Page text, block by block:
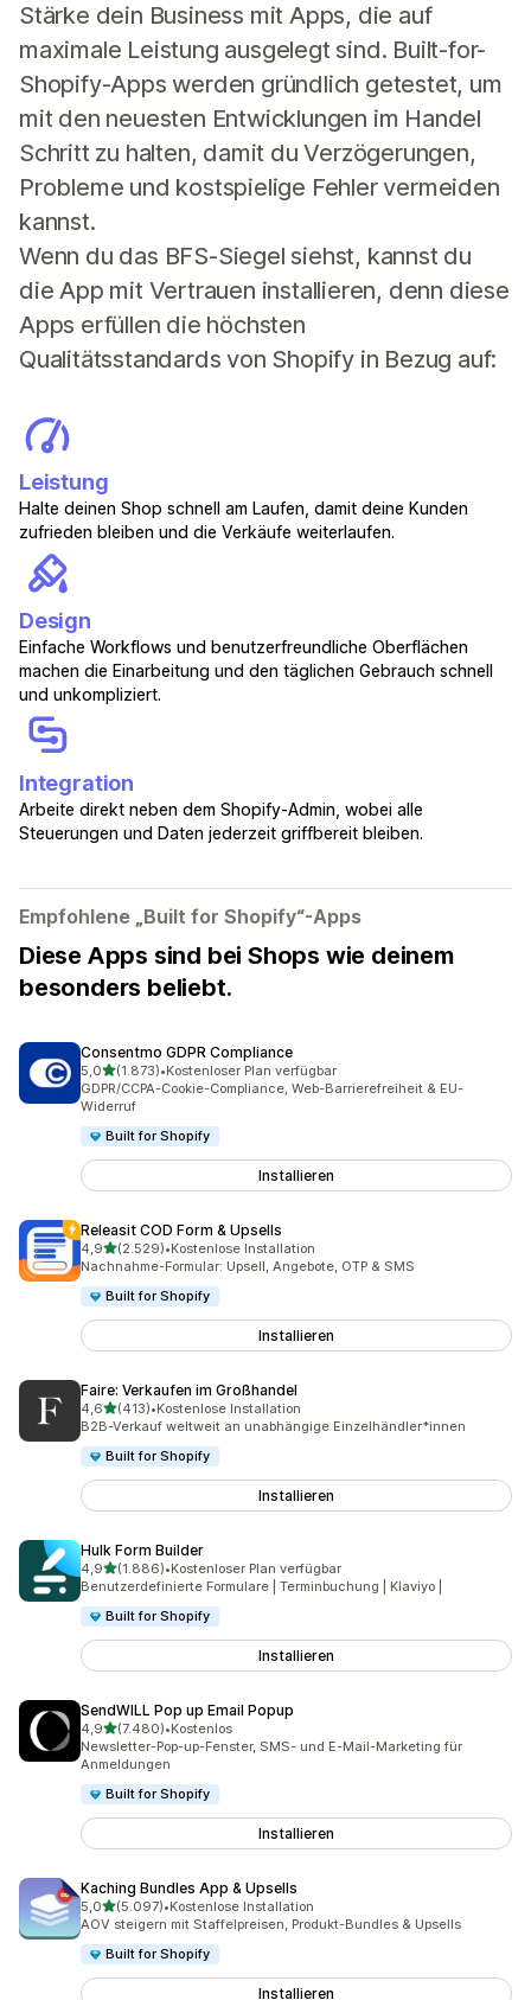
Stärke dein Business mit Apps, die auf
maximale Leistung ausgelegt sind. Built-for-
Shopify-Apps werden gründlich getestet, um
mit den neuesten Entwicklungen im Handel
Schritt zu halten, damit du Verzögerungen,
Probleme und kostspielige Fehler vermeiden
kannst.
Wenn du das BFS-Siegel siehst, kannst du
die App mit Vertrauen installieren, denn diese
Apps erfüllen die höchsten
Qualitätsstandards von Shopify in Bezug auf:
Leistung
Halte deinen Shop schnell am Laufen, damit deine Kunden
zufrieden bleiben und die Verkäufe weiterlaufen.
Design
Einfache Workflows und benutzerfreundliche Oberflächen
machen die Einarbeitung und den täglichen Gebrauch schnell
und unkompliziert.
Integration
Arbeite direkt neben dem Shopify-Admin, wobei alle
Steuerungen und Daten jederzeit griffbereit bleiben.
Empfohlene „Built for Shopify“-Apps
Diese Apps sind bei Shops wie deinem
besonders beliebt.
Consentmo GDPR Compliance
5,0von 5 Sternen
(1.873)
1873 Rezensionen insgesamt
•Kostenloser Plan verfügbar
GDPR/CCPA-Cookie-Compliance, Web-Barrierefreiheit & EU-
Widerruf
Built for Shopify
Installieren
Releasit COD Form & Upsells
4,9von 5 Sternen
(2.529)
2529 Rezensionen insgesamt
•Kostenlose Installation
Nachnahme-Formular: Upsell, Angebote, OTP & SMS
Built for Shopify
Installieren
Faire: Verkaufen im Großhandel
4,6von 5 Sternen
(413)
413 Rezensionen insgesamt
•Kostenlose Installation
B2B-Verkauf weltweit an unabhängige Einzelhändler*innen
Built for Shopify
Installieren
Hulk Form Builder
4,9von 5 Sternen
(1.886)
1886 Rezensionen insgesamt
•Kostenloser Plan verfügbar
Benutzerdefinierte Formulare | Terminbuchung | Klaviyo |
Built for Shopify
Installieren
SendWILL Pop up Email Popup
4,9von 5 Sternen
(7.480)
7480 Rezensionen insgesamt
•Kostenlos
Newsletter-Pop-up-Fenster, SMS- und E-Mail-Marketing für
Anmeldungen
Built for Shopify
Installieren
Kaching Bundles App & Upsells
5,0von 5 Sternen
(5.097)
5097 Rezensionen insgesamt
•Kostenlose Installation
AOV steigern mit Staffelpreisen, Produkt-Bundles & Upsells
Built for Shopify
Installieren